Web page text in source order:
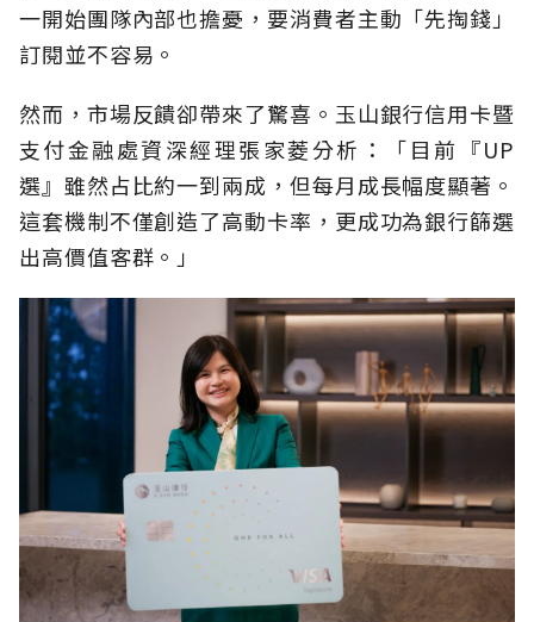
一開始團隊內部也擔憂，要消費者主動「先掏錢」
訂閱並不容易。
然而，市場反饋卻帶來了驚喜。玉山銀行信用卡暨
支付金融處資深經理張家菱分析：「目前『UP
選』雖然占比約一到兩成，但每月成長幅度顯著。
這套機制不僅創造了高動卡率，更成功為銀行篩選
出高價值客群。」